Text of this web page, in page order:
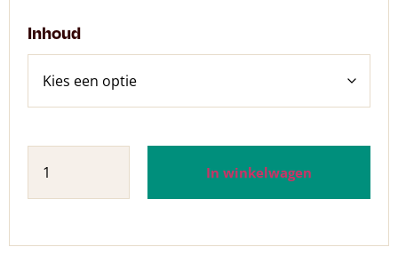
Inhoud
In winkelwagen